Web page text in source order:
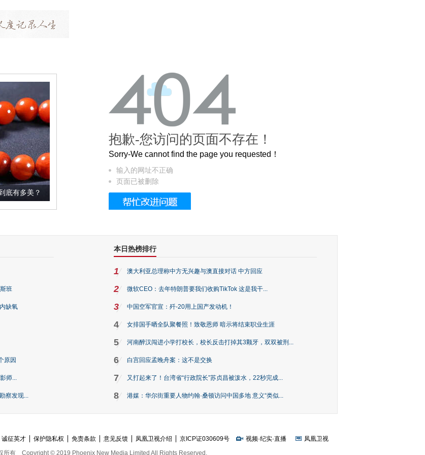
这个3.2米的长卷，还原了600岁的紫禁城
抱歉-您访问的页面不存在！
Sorry-We cannot find the page you requested！
输入的网址不正确
页面已被删除
班
缺氧
原因
师...
察发现...
本日热榜排行
1 澳大利亚总理称中方无兴趣与澳直接对话 中方回应
2 微软CEO：去年特朗普要我们收购TikTok 这是我干...
3 中国空军官宣：歼-20用上国产发动机！
4 女排国手晒全队聚餐照！致敬恩师 暗示将结束职业生涯
5 河南醉汉闯进小学打校长，校长反击打掉其3颗牙，双双被刑...
6 白宫回应孟晚舟案：这不是交换
7 又打起来了！台湾省“行政院长”苏贞昌被泼水，22秒完成...
8 港媒：华尔街重要人物约翰·桑顿访问中国多地 意义“类似...
诚征英才 保护隐私权 免责条款 意见反馈 凤凰卫视介绍 京ICP证030609号 视频·纪实·直播
凤凰卫视
所有 Copyright © 2019 Phoenix New Media Limited All Rights Reserved.